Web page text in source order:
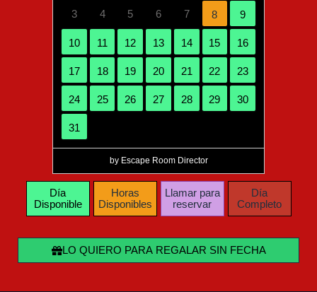
3 4 5 6 7 8 9
10 11 12 13 14 15 16
17 18 19 20 21 22 23
24 25 26 27 28 29 30
31
by Escape Room Director
Día
Disponible
Horas
Disponibles
Llamar para
reservar
Día
Completo
LO QUIERO PARA REGALAR SIN FECHA